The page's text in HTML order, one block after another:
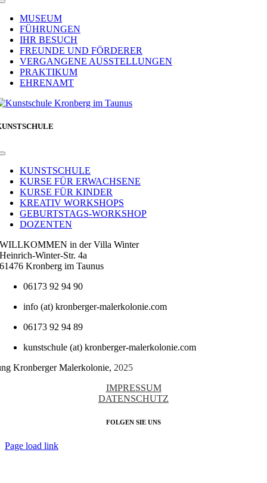
Toggle
NavigationMUSEUM
FÜHRUNGEN
IHR BESUCH
FREUNDE UND FÖRDERER
VERGANGENE AUSSTELLUNGEN
PRAKTIKUM
EHRENAMT
Toggle
NavigationKUNSTSCHULE
KURSE FÜR ERWACHSENE
KURSE FÜR KINDER
KREATIV WORKSHOPS
GEBURTSTAGS-WORKSHOP
DOZENTEN
WILLKOMMEN in der Villa Winter
Heinrich-Winter-Str. 4a
61476 Kronberg im Taunus
06173 92 94 90
info (at) kronberger-malerkolonie.com
06173 92 94 89
kunstschule (at) kronberger-malerkolonie.com
Kronberger Malerkolonie, 2025
IMPRESSUM
DATENSCHUTZ
FOLGEN SIE UNS
Page load link